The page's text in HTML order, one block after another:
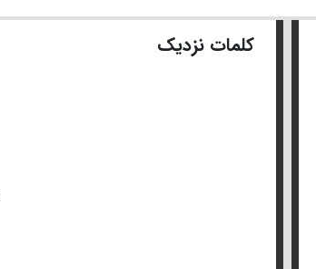
کلمات نزدیک